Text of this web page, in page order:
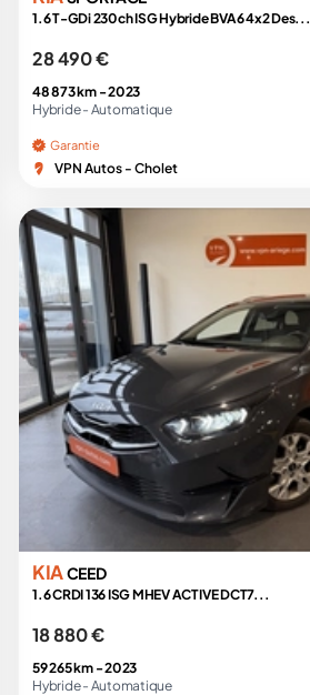
1.6 T-GDi 230ch ISG Hybride BVA6 4x2 Des...
28 490 €
48 873 km -2023
Hybride - Automatique
Garantie
VPN Autos - Cholet
KIACEED
1.6 CRDI 136 ISG MHEV ACTIVE DCT7...
18 880 €
59 265 km -2023
Hybride - Automatique